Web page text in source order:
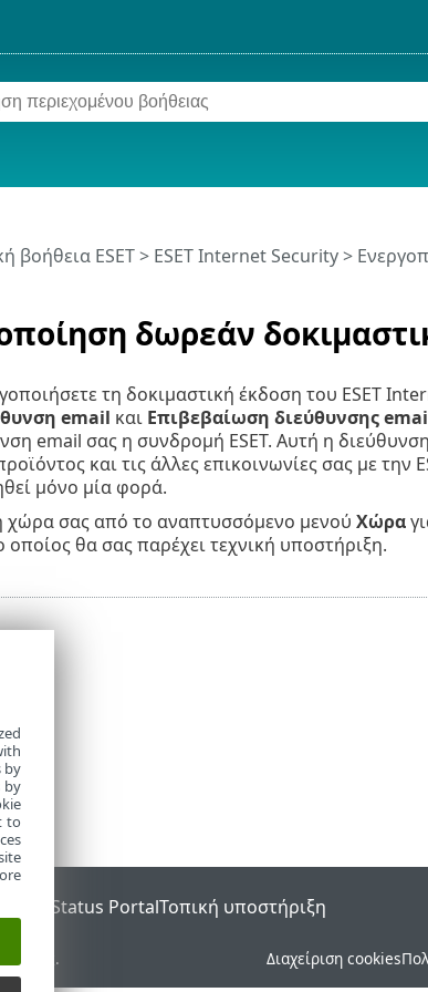
δωρεάν
βοήθεια ESET> ESET Internet Security>
τη δοκιμαστική έκδοση του ESET
email και Επιβεβαίωση διεύθυνσης
email σας η συνδρομή ESET. Αυτή η
και τις άλλες επικοινωνίες σας με
μόνο μία φορά.
χώρα σας από το αναπτυσσόμενο μενού Χώρα
οποίος θα σας παρέχει τεχνική υποστήριξη.
ESET Status PortalΤοπική υποστήριξη
Διαχείριση cookies
by
by
to